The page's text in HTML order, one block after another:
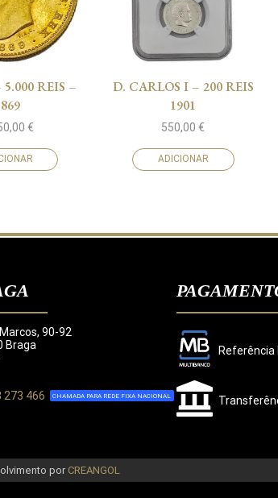
REIS –
€
D. CARLOS I – 200 REIS
1901
550,00€
ADICIONAR
90-92
Braga
273 466 CHAMADA PARA REDE FIXA NACIONAL
por CREANGOL